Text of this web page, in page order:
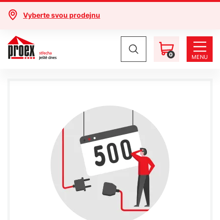
Vyberte svou prodejnu
0 MENU